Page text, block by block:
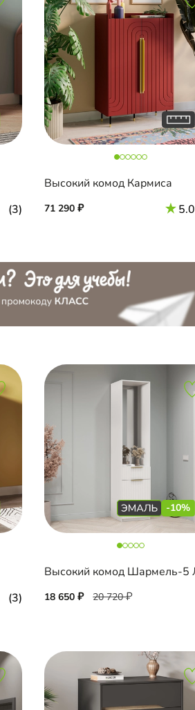
(3)
Высокий комод Кармиса
71 290 5.0
(3)
-10%
18 650 20 720